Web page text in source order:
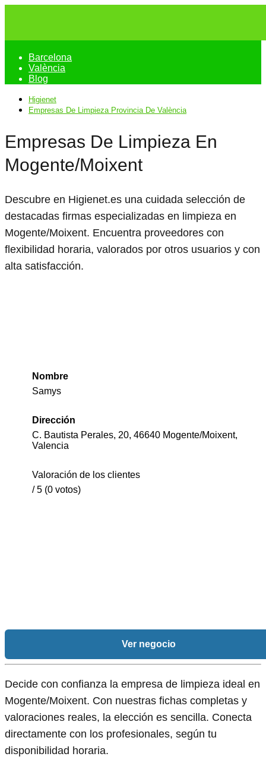
Barcelona
València
Blog
Higienet
Empresas De Limpieza Provincia De València
Empresas De Limpieza En
Mogente/Moixent
Descubre en Higienet.es una cuidada selección de
destacadas firmas especializadas en limpieza en
Mogente/Moixent. Encuentra proveedores con
flexibilidad horaria, valorados por otros usuarios y con
alta satisfacción.
Nombre
Samys
Dirección
C. Bautista Perales, 20, 46640 Mogente/Moixent,
Valencia
Valoración de los clientes
/ 5 (0 votos)
Ver negocio
Decide con confianza la empresa de limpieza ideal en
Mogente/Moixent. Con nuestras fichas completas y
valoraciones reales, la elección es sencilla. Conecta
directamente con los profesionales, según tu
disponibilidad horaria.